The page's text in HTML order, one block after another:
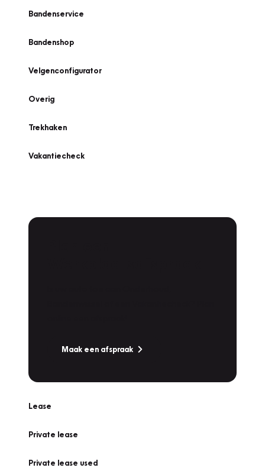
Bandenservice
Bandenshop
Velgenconfigurator
Overig
Trekhaken
Vakantiecheck
Maak een afspraak
Lease
Private lease
Private lease used